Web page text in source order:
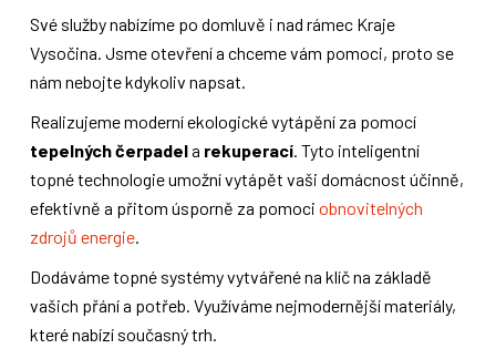
Své služby nabízíme po domluvě i nad rámec Kraje
Vysočina. Jsme otevření a chceme vám pomoci, proto se
nám nebojte kdykoliv napsat.
Realizujeme moderní ekologické vytápění za pomocí
tepelných čerpadela rekuperací. Tyto inteligentní
topné technologie umožní vytápět vaši domácnost účinně,
efektivně a přitom úsporně za pomoci obnovitelných
zdrojů energie.
Dodáváme topné systémy vytvářené na klíč na základě
vašich přání a potřeb. Využíváme nejmodernější materiály,
které nabízí současný trh.